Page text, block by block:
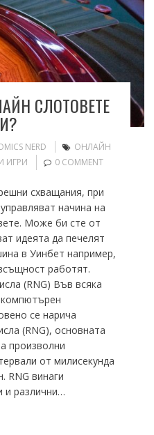
СЛОТОВЕТЕ
NERD
ОНЛАЙН
ИГРИ 0 COMMENT
схващания, при
начина на
Може би сте от
идеята да печелят
в Уинбет например,
работят.
(RNG) Във всяка
се нарича
(RNG), основната
произволни
от милисекунда
RNG винаги
и различни…